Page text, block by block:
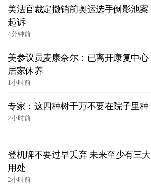
美法官裁定撤销前奥运选手倒影池案
起诉
4分钟前
美参议员麦康奈尔：已离开康复中心
居家休养
1小时前
专家：这四种树千万不要在院子里种
2小时前
登机牌不要过早丢弃 未来至少有三大
用处
2小时前